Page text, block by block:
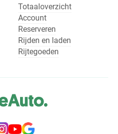
Totaaloverzicht
Account
Reserveren
Rijden en laden
Rijtegoeden